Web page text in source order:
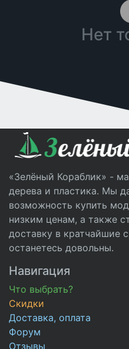
Нет
«Зелёный Кораблик» -
дерева и пластика. Мы
возможность купить
низким ценам, а также
доставку в кратчайшие
останетесь довольны.
Навигация
Что выбрать?
Скидки
Доставка, оплата
Форум
Отзывы